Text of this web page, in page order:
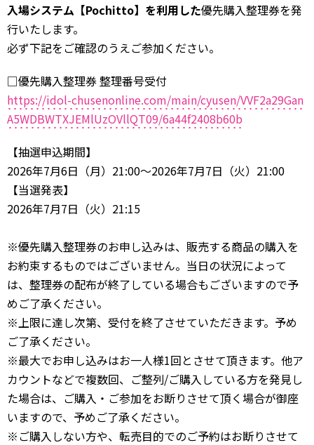
入場システム【Pochitto】を利用した優先購入整理券を発
行いたします。
必ず下記をご確認のうえご参加ください。
□優先購入整理券 整理番号受付
https://idol-chusenonline.com/main/cyusen/VVF2a29Gan
A5WDBWTXJEMlUzOVllQT09/6a44f2408b60b
【抽選申込期間】
2026年7月6日（月）21:00～2026年7月7日（火）21:00
【当選発表】
2026年7月7日（火）21:15
※優先購入整理券のお申し込みは、販売する商品の購入を
お約束するものではございません。当日の状況によって
は、整理券の配布が終了している場合もございますので予
めご了承ください。
※上限に達し次第、受付を終了させていただきます。予め
ご了承ください。
※最大でお申し込みはお一人様1回とさせて頂きます。他ア
カウントなどで複数回、ご整列/ご購入している方を発見し
た場合は、ご購入・ご参加をお断りさせて頂く場合が御座
いますので、予めご了承ください。
※ご購入しない方や、転売目的でのご予約はお断りさせて